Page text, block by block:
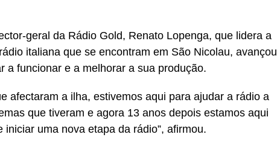
geral da Rádio Gold, Renato Lopenga, que lidera a
italiana que se encontram em São Nicolau, avançou
a funcionar e a melhorar a sua produção.
afectaram a ilha, estivemos aqui para ajudar a rádio a
que tiveram e agora 13 anos depois estamos aqui
uma nova etapa da rádio”, afirmou.